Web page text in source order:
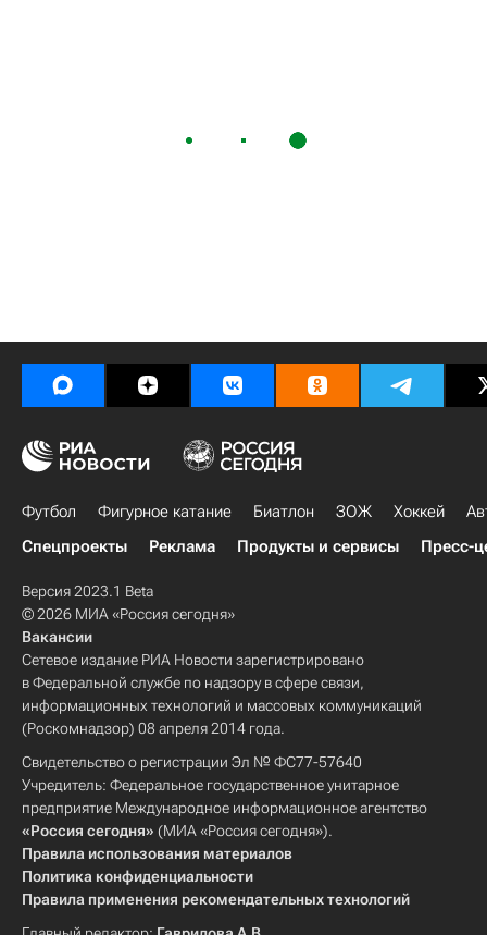
Футбол Фигурное катание Биатлон ЗОЖ Хоккей
Спецпроекты
Реклама Продукты и сервисы Пресс-
Версия 2023.1 Beta
© 2026 МИА «Россия сегодня»
Вакансии
Сетевое издание РИА Новости зарегистрировано
в Федеральной службе по надзору в сфере связи,
информационных технологий и массовых коммуникаций
(Роскомнадзор) 08 апреля 2014 года.
Свидетельство о регистрации Эл № ФС77-57640
Учредитель: Федеральное государственное унитарное
предприятие Международное информационное агентство
«Россия сегодня» (МИА «Россия сегодня»).
Правила использования материалов
Политика конфиденциальности
Правила применения рекомендательных технологий